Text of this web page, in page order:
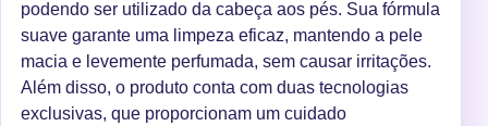
podendo ser utilizado da cabeça aos pés. Sua fórmula
suave garante uma limpeza eficaz, mantendo a pele
macia e levemente perfumada, sem causar irritações.
Além disso, o produto conta com duas tecnologias
exclusivas, que proporcionam um cuidado